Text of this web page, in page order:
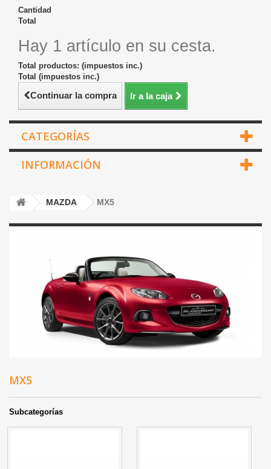
Cantidad
Total
Hay 1 artículo en su cesta.
Total productos: (impuestos inc.)
Total (impuestos inc.)
Continuar la compra Ir a la caja
CATEGORÍAS
INFORMACIÓN
MAZDA MX5
MX5
Subcategorías